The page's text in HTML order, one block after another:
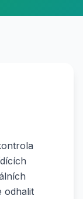
odhalit